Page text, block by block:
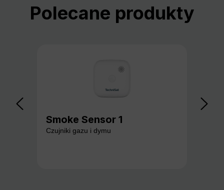
Pomiń galerię produktów
Polecane produkty
Smoke Sensor 1
Czujniki gazu i dymu